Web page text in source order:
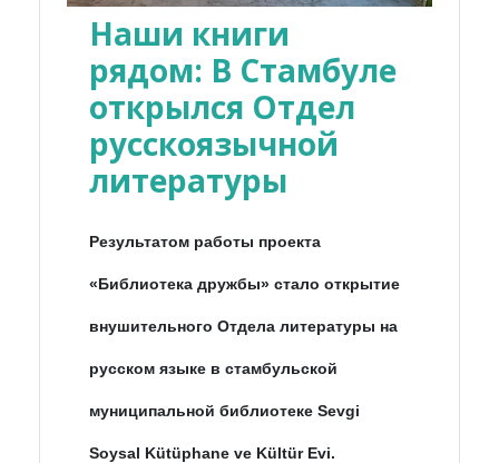
Наши книги
рядом: В Стамбуле
открылся Отдел
русскоязычной
литературы
Результатом работы проекта
«Библиотека дружбы» стало открытие
внушительного Отдела литературы на
русском языке в стамбульской
муниципальной библиотеке Sevgi
Soysal Kütüphane ve Kültür Evi.